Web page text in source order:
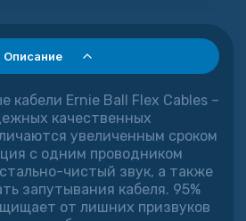
Описание
кабели Ernie Ball Flex Cables –
качественных
увеличенным сроком
с одним проводником
чистый звук, а также
запутывания кабеля. 95%
от лишних призвуков